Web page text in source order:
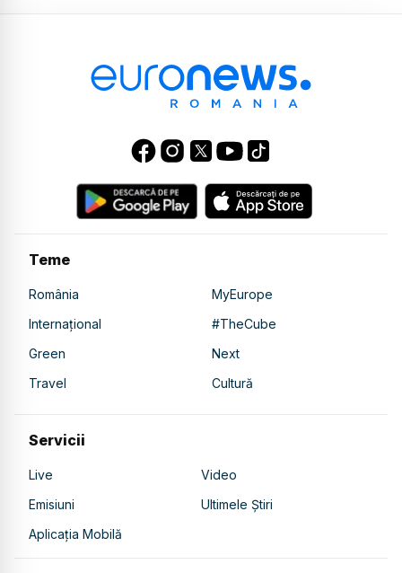
Teme
România
MyEurope
Internațional
#TheCube
Green
Next
Travel
Cultură
Servicii
Live
Video
Emisiuni
Ultimele Știri
Aplicația Mobilă